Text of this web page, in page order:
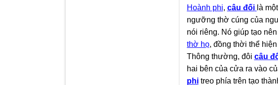
Hoành phi, câu đối là
ngưỡng thờ cúng của
nói riêng. Nó giúp tạo
thờ họ, đồng thời thể
Thông thường, đôi câu
hai bên của cửa ra vào
phitreo phía trên tạo